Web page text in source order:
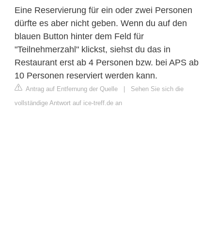
Eine Reservierung für ein oder zwei Personen
dürfte es aber nicht geben. Wenn du auf den
blauen Button hinter dem Feld für
"Teilnehmerzahl" klickst, siehst du das in
Restaurant erst ab 4 Personen bzw. bei APS ab
10 Personen reserviert werden kann.
Antrag auf Entfernung der Quelle | Sehen Sie sich die
vollständige Antwort auf ice-treff.de an